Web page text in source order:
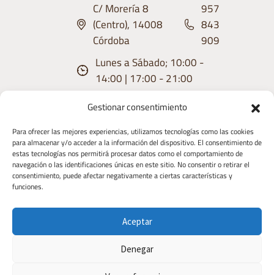
Gestionar consentimiento
Para ofrecer las mejores experiencias, utilizamos tecnologías como las cookies
para almacenar y/o acceder a la información del dispositivo. El consentimiento de
estas tecnologías nos permitirá procesar datos como el comportamiento de
navegación o las identificaciones únicas en este sitio. No consentir o retirar el
consentimiento, puede afectar negativamente a ciertas características y
funciones.
Aceptar
Denegar
C/ Morería 8
(Centro), 14008
Córdoba
957
843
909
Lunes a Sábado; 10:00 -
14:00 | 17:00 - 21:00
Aviso
Legal
Condiciones
de uso
Política de
privacidad
Política de
Cookies
Derecho de
Desistimiento
Copyright 2026 | Diseñado y Desarrollaado
por TIC TAC COMUNICACIÓN